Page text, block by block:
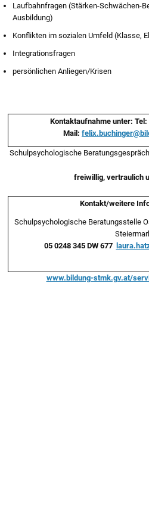
Laufbahnfragen (Stärken-Schwächen-
Ausbildung)
Konflikten im sozialen Umfeld (Klasse,
Integrationsfragen
persönlichen Anliegen/Krisen
Kontaktaufnahme unter: Tel:
Mail:
Schulpsychologische
freiwillig, vertraulich
Kontakt/weitere
Schulpsychologische Beratungsstelle
05 0248 345 DW 677
www.bildung-stmk.gv.at/